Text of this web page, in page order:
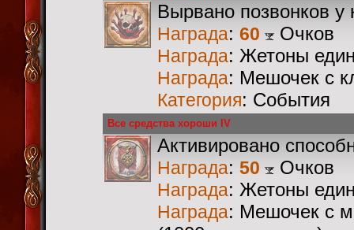
Вырвано позвонков у
Награда: 60 Очков
Награда: Жетоны
Награда: Мешочек с
Категория: События
Все средства хороши IV
Активировано
Награда: 50 Очков
Награда: Жетоны
Награда: Мешочек с